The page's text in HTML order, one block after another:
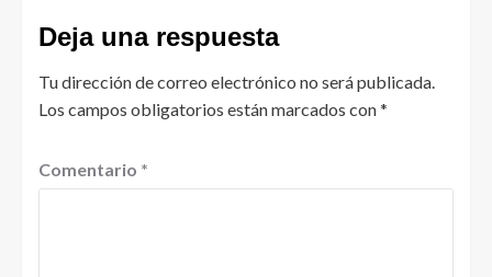
Deja una respuesta
Tu dirección de correo electrónico no será publicada.
Los campos obligatorios están marcados con*
Comentario *